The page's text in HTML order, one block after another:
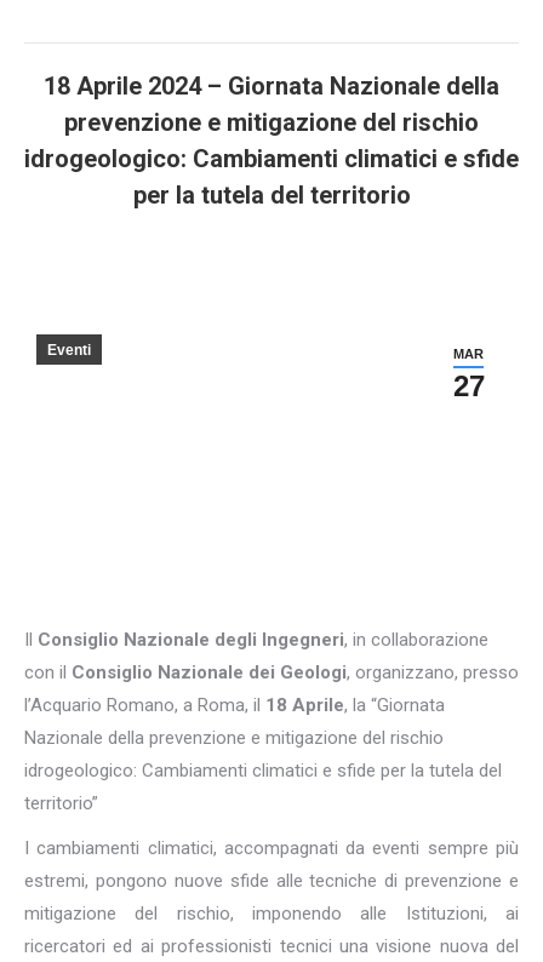
18 Aprile 2024 – Giornata Nazionale della
prevenzione e mitigazione del rischio
idrogeologico: Cambiamenti climatici e sfide
per la tutela del territorio
MAR
27
Eventi
Il Consiglio Nazionale degli Ingegneri, in collaborazione
con il Consiglio Nazionale dei Geologi, organizzano, presso
l’Acquario Romano, a Roma, il 18 Aprile, la “Giornata
Nazionale della prevenzione e mitigazione del rischio
idrogeologico: Cambiamenti climatici e sfide per la tutela del
territorio”
I cambiamenti climatici, accompagnati da eventi sempre più
estremi, pongono nuove sfide alle tecniche di prevenzione e
mitigazione del rischio, imponendo alle Istituzioni, ai
ricercatori ed ai professionisti tecnici una visione nuova del